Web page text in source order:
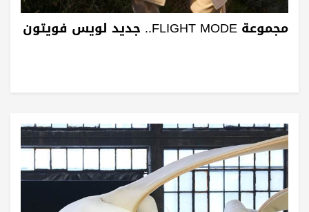
مجموعة FLIGHT MODE.. جديد لويس فويتون